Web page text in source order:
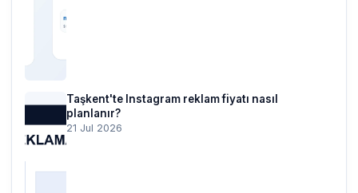
Taşkent'te Instagram reklam fiyatı nasıl
planlanır?
21 Jul 2026